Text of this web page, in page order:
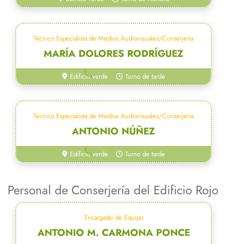
Técnico Especialista de Medios Audiovisuales/Conserjería
MARÍA DOLORES RODRÍGUEZ
Edificio verde Turno de tarde
954 55 70 35
Técnico Especialista de Medios Audiovisuales/Conserjería
ANTONIO NÚÑEZ
Edificio verde Turno de tarde
954 55 70 35
Personal de Conserjería del Edificio Rojo
Encargado de Equipo
ANTONIO M. CARMONA PONCE